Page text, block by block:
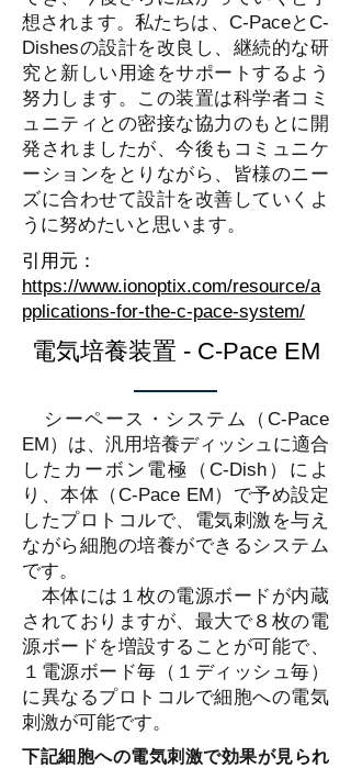
想されます。私たちは、C-PaceとC-
Dishesの設計を改良し、継続的な研
究と新しい用途をサポートするよう
努力します。この装置は科学者コミ
ュニティとの密接な協力のもとに開
発されましたが、今後もコミュニケ
ーションをとりながら、皆様のニー
ズに合わせて設計を改善していくよ
うに努めたいと思います。
引用元：
https://www.ionoptix.com/resource/a
pplications-for-the-c-pace-system/
電気培養装置 - C-Pace EM
​ シーペース・システム（C-Pace
EM）は、汎用培養ディッシュに適合
したカーボン電極（C-Dish）によ
り、本体（C-Pace EM）で予め設定
したプロトコルで、電気刺激を与え
ながら細胞の培養ができるシステム
です。
本体には１枚の電源ボードが内蔵
されておりますが、最大で８枚の電
源ボードを増設することが可能で、
１電源ボード毎（１ディッシュ毎）
に異なるプロトコルで細胞への電気
刺激が可能です。
下記細胞への電気刺激で効果が見られ